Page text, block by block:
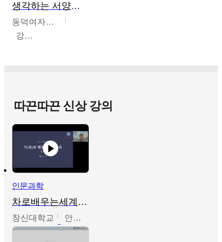
생각하는 서양미술의 이해
동덕여자대학교
강수미
따끈따끈 신상 강의
인문과학
차로배우는세계문화
창신대학교 안소영